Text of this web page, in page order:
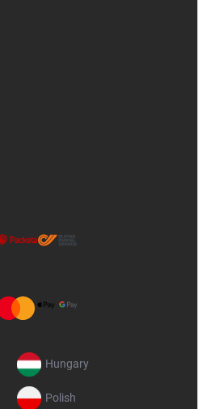
Hungary
Polish